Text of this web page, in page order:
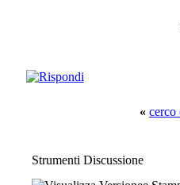
« cerco
Strumenti Discussione